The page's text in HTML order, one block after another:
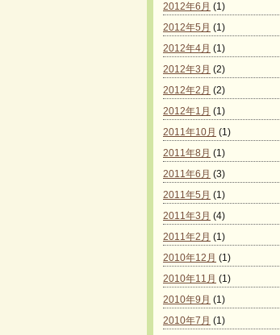
2012年6月 (1)
2012年5月 (1)
2012年4月 (1)
2012年3月 (2)
2012年2月 (2)
2012年1月 (1)
2011年10月 (1)
2011年8月 (1)
2011年6月 (3)
2011年5月 (1)
2011年3月 (4)
2011年2月 (1)
2010年12月 (1)
2010年11月 (1)
2010年9月 (1)
2010年7月 (1)